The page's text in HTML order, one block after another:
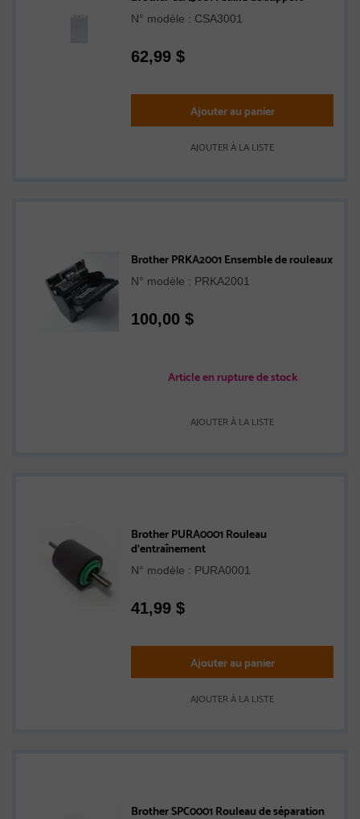
N° modèle : CSA3001
62,99 $
Ajouter au panier
AJOUTER À LA LISTE
Brother PRKA2001 Ensemble de rouleaux
N° modèle : PRKA2001
100,00 $
Article en rupture de stock
AJOUTER À LA LISTE
Brother PURA0001 Rouleau
d'entraînement
N° modèle : PURA0001
41,99 $
Ajouter au panier
AJOUTER À LA LISTE
Brother SPC0001 Rouleau de séparation